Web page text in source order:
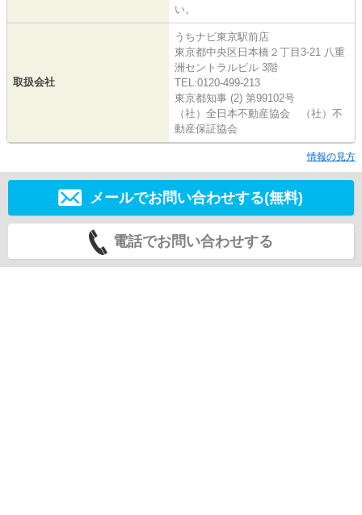
い。
取扱会社
うちナビ東京駅前店
東京都中央区日本橋２丁目3-21 八重
洲セントラルビル 3階
TEL:0120-499-213
東京都知事 (2) 第99102号
（社）全日本不動産協会 （社）不
動産保証協会
情報の見方
メールでお問い合わせする(無料)
電話でお問い合わせする